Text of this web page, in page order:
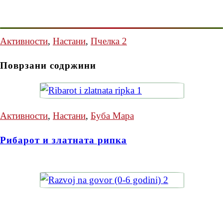
Активности, Настани, Пчелка 2
Поврзани содржини
Активности, Настани, Буба Мара
Рибарот и златната рипка